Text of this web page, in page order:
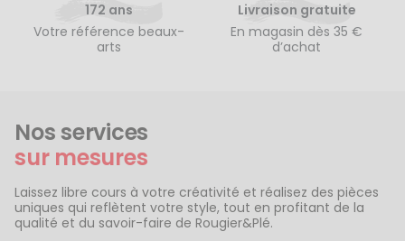
172 ans
Votre référence beaux-
arts
Livraison gratuite
En magasin dès 35 €
d’achat
Nos services
sur mesures
Laissez libre cours à votre créativité et réalisez des pièces
uniques qui reflètent votre style, tout en profitant de la
qualité et du savoir-faire de Rougier&Plé.